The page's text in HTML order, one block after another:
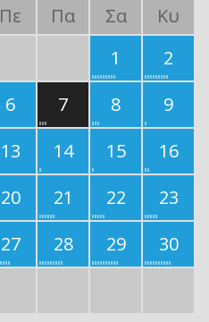
Πε Πα Σα
Κυ
1
2
6 7 8
9
13 14 15
16
20 21 22
23
27 28 29
30